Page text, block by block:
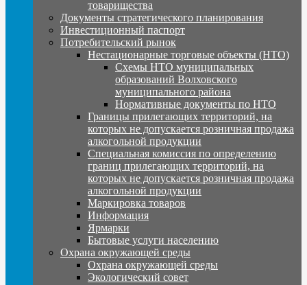
товарищества
Документы стратегического планирования
Инвестиционный паспорт
Потребительский рынок
Нестационарные торговые объекты (НТО)
Схемы НТО муниципальных
образований Волховского
муниципального района
Нормативные документы по НТО
Границы прилегающих территорий, на
которых не допускается розничная продажа
алкогольной продукции
Специальная комиссия по определению
границ прилегающих территорий, на
которых не допускается розничная продажа
алкогольной продукции
Маркировка товаров
Информация
Ярмарки
Бытовые услуги населению
Охрана окружающей среды
Охрана окружающей среды
Экологический совет